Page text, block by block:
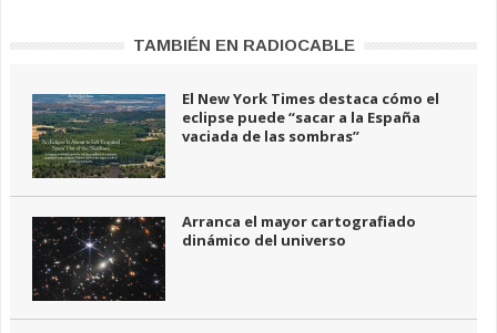
TAMBIÉN EN RADIOCABLE
El New York Times destaca cómo el
eclipse puede “sacar a la España
vaciada de las sombras”
Arranca el mayor cartografiado
dinámico del universo